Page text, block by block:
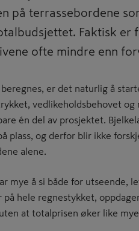
på terrassebordene
Faktisk er
ofte mindre enn
er det naturlig å
vedlikeholdsbehovet
én del av prosjektet.
plass, og derfor blir ikke
alene.
mye å si både for utseende,
på hele regnestykket,
at totalprisen øker like